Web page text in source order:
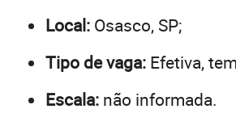
Local: Osasco, SP;
Tipo de vaga: Efetiva,
Escala: não informada.